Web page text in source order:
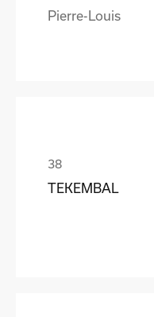
Pierre-Louis
TEKEMBAL